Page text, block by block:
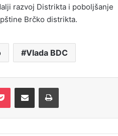
razvoj Distrikta i poboljšanje
Brčko distrikta.
Vlada BDC